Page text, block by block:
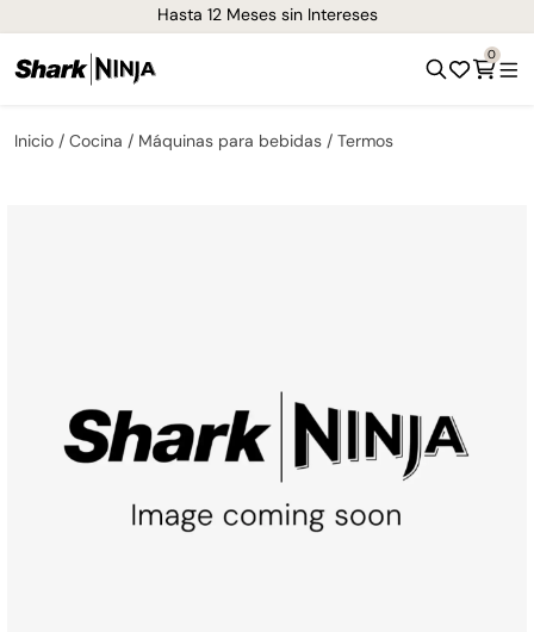
¡Envíos GRATIS de 1-3 días en todo el país!
0
Inicio Cocina Máquinas para bebidas Termos